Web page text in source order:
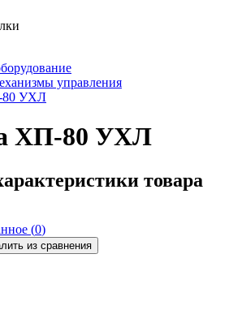
управления
80 УХЛ
ХП-80 УХЛ
товара
(0)
из сравнения